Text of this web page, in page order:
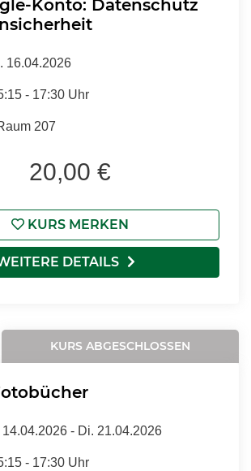
Konto: Datenschutz
16.04.2026
- 17:30 Uhr
207
20,00 €
KURS MERKEN
DETAILS
KURS ABGESCHLOSSEN
14.04.2026 - Di. 21.04.2026
- 17:30 Uhr